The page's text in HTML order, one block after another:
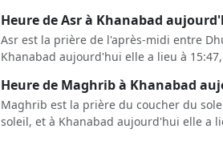
Heure de Asr à Khanabad
Asr est la prière de l'après-midi entre
Khanabad aujourd'hui elle a lieu à
Heure de Maghrib à Khanabad
Maghrib est la prière du coucher du
soleil, et à Khanabad aujourd'hui elle a